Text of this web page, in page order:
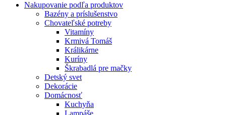
Nakupovanie podľa produktov
Bazény a príslušenstvo
Chovateľské potreby
Vitamíny
Krmivá Tomáš
Králikárne
Kuríny
Škrabadlá pre mačky
Detský svet
Dekorácie
Domácnosť
Kuchyňa
Lampáše